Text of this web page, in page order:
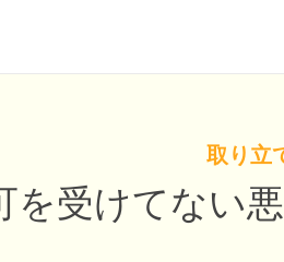
取り立
を受けてない